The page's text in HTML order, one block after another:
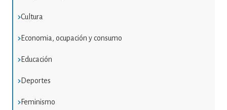
Cultura
Economia, ocupación y consumo
Educación
Deportes
Feminismo